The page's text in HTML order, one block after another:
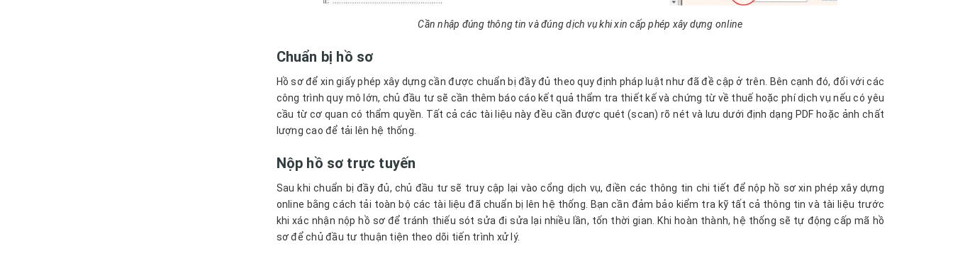
Cần nhập đúng thông tin và đúng dịch vụ khi xin cấp phép xây dựng online
Chuẩn bị hồ sơ
Hồ sơ để xin giấy phép xây dựng cần được chuẩn bị đầy đủ theo quy định pháp luật như đã đề cập ở trên. Bên cạnh đó, đối với các
công trình quy mô lớn, chủ đầu tư sẽ cần thêm báo cáo kết quả thẩm tra thiết kế và chứng từ về thuế hoặc phí dịch vụ nếu có yêu
cầu từ cơ quan có thẩm quyền. Tất cả các tài liệu này đều cần được quét (scan) rõ nét và lưu dưới định dạng PDF hoặc ảnh chất
lượng cao để tải lên hệ thống.
Nộp hồ sơ trực tuyến
Sau khi chuẩn bị đầy đủ, chủ đầu tư sẽ truy cập lại vào cổng dịch vụ, điền các thông tin chi tiết để nộp hồ sơ xin phép xây dựng
online bằng cách tải toàn bộ các tài liệu đã chuẩn bị lên hệ thống. Bạn cần đảm bảo kiểm tra kỹ tất cả thông tin và tài liệu trước
khi xác nhận nộp hồ sơ để tránh thiếu sót sửa đi sửa lại nhiều lần, tốn thời gian. Khi hoàn thành, hệ thống sẽ tự động cấp mã hồ
sơ để chủ đầu tư thuận tiện theo dõi tiến trình xử lý.